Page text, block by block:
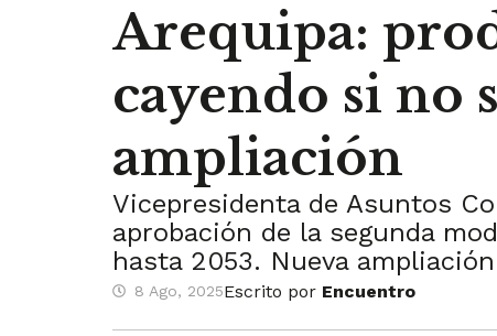
Arequipa:
cayendo si no
ampliación
Vicepresidenta de Asuntos
aprobación de la segunda
hasta 2053. Nueva
8 Ago, 2025Escrito por Encuentro